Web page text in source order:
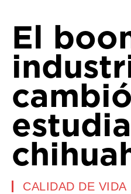
El
CALIDAD DE VIDA